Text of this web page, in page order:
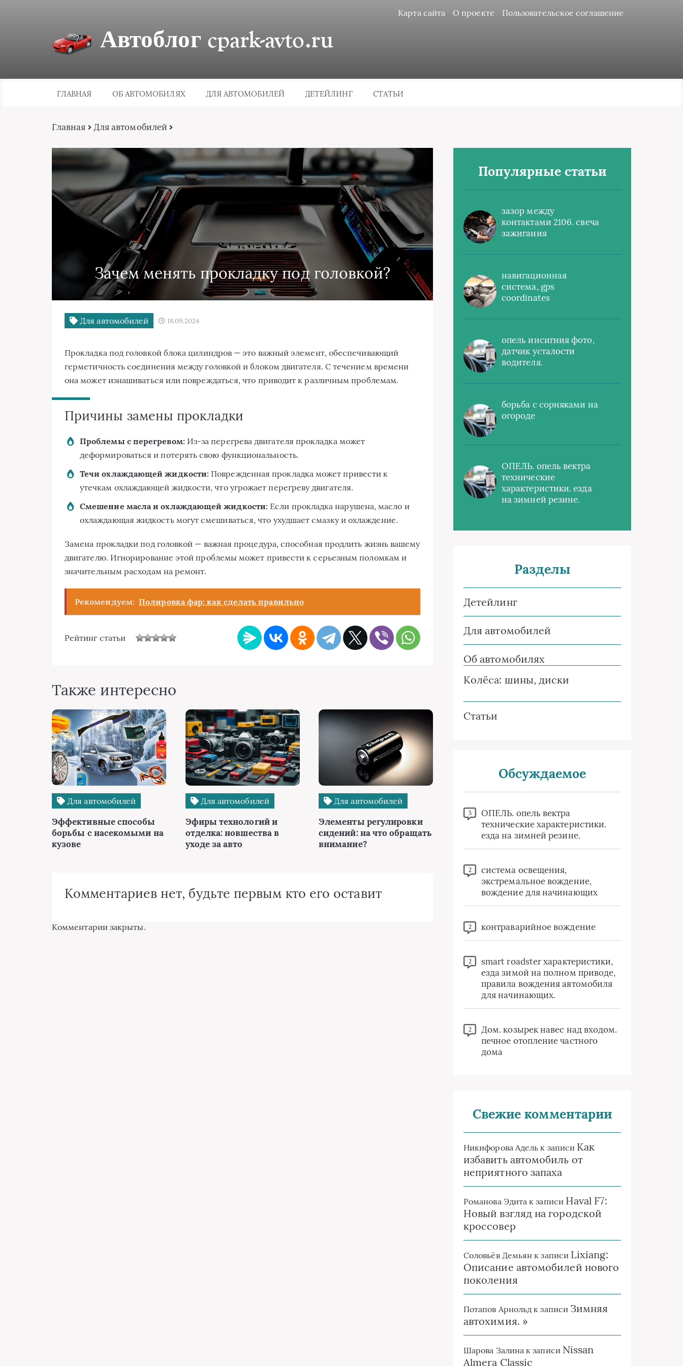
Карта сайта О проекте Пользовательское соглашение
Автоблог cpark-avto.ru
ГЛАВНАЯ ОБ АВТОМОБИЛЯХ ДЛЯ АВТОМОБИЛЕЙ ДЕТЕЙЛИНГ СТАТЬИ
Главная Для автомобилей
Зачем менять прокладку под головкой?
Для автомобилей 18.09.2024
Прокладка под головкой блока цилиндров — это важный элемент, обеспечивающий
герметичность соединения между головкой и блоком двигателя. С течением времени
она может изнашиваться или повреждаться, что приводит к различным проблемам.
Причины замены прокладки
Проблемы с перегревом: Из-за перегрева двигателя прокладка может
деформироваться и потерять свою функциональность.
Течи охлаждающей жидкости: Поврежденная прокладка может привести к
утечкам охлаждающей жидкости, что угрожает перегреву двигателя.
Смешение масла и охлаждающей жидкости: Если прокладка нарушена, масло и
охлаждающая жидкость могут смешиваться, что ухудшает смазку и охлаждение.
Замена прокладки под головкой — важная процедура, способная продлить жизнь вашему
двигателю. Игнорирование этой проблемы может привести к серьезным поломкам и
значительным расходам на ремонт.
Рекомендуем: Полировка фар: как сделать правильно
Рейтинг статьи
Также интересно
Для автомобилей
Эффективные способы
борьбы с насекомыми на
кузове
Для автомобилей
Эфиры технологий и
отделка: новшества в
уходе за авто
Для автомобилей
Элементы регулировки
сидений: на что обращать
внимание?
Комментариев нет, будьте первым кто его оставит
Комментарии закрыты.
Популярные статьи
зазор между
контактами 2106. свеча
зажигания
навигационная
система, gps
coordinates
опель инсигния фото,
датчик усталости
водителя.
борьба с сорняками на
огороде
ОПЕЛЬ. опель вектра
технические
характеристики. езда
на зимней резине.
Разделы
Детейлинг
Для автомобилей
Об автомобилях
Колёса: шины, диски
Статьи
Обсуждаемое
5
ОПЕЛЬ. опель вектра
технические характеристики.
езда на зимней резине.
2
система освещения,
экстремальное вождение,
вождение для начинающих
2 контраварийное вождение
2
smart roadster характеристики,
езда зимой на полном приводе,
правила вождения автомобиля
для начинающих.
2
Дом. козырек навес над входом.
печное отопление частного
дома
Свежие комментарии
Никифорова Адель к записи Как
избавить автомобиль от
неприятного запаха
Романова Эдита к записи Haval F7:
Новый взгляд на городской
кроссовер
Соловьёв Демьян к записи Lixiang:
Описание автомобилей нового
поколения
Потапов Арнольд к записи Зимняя
автохимия. »
Шарова Залина к записи Nissan
Almera Classic